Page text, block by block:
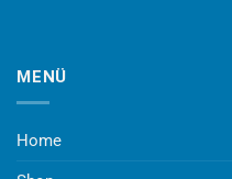
MENÜ
Home